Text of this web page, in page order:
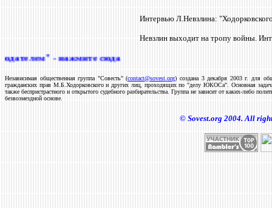
Интервью Л.Невзлина:
Невзлин выходит на тропу войны.
- нажмите сюда
Независимая общественная группа "Совесть" (contact@sovest .org) создана 3 декабря 2003 г. для
гражданских прав М.Б.Ходорковского и других лиц, проходящих по "делу ЮКОСа".
Основная
также беспристрастного и открытого судебного разбирательства. Группа не зависит от каких-либо
безвозмездной основе.
© Sovest.org 2004.All